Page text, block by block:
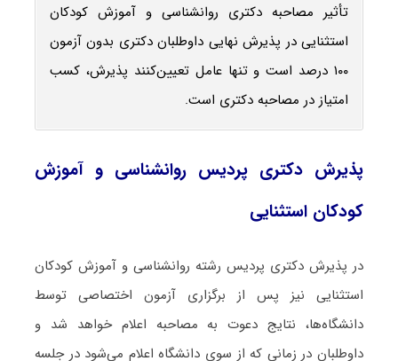
تأثیر مصاحبه دکتری روانشناسی و آموزش کودکان
استثنایی در پذیرش نهایی داوطلبان دکتری بدون آزمون
۱۰۰ درصد است و تنها عامل تعیین‌کنند پذیرش، کسب
امتیاز در مصاحبه دکتری است.
پذیرش دکتری پردیس روانشناسی و آموزش
کودکان استثنایی
در پذیرش دکتری پردیس رشته روانشناسی و آموزش کودکان
استثنایی نیز پس از برگزاری آزمون اختصاصی توسط
دانشگاه‌ها، نتایج دعوت به مصاحبه اعلام خواهد شد و
داوطلبان در زمانی که از سوی دانشگاه اعلام می‌شود در جلسه